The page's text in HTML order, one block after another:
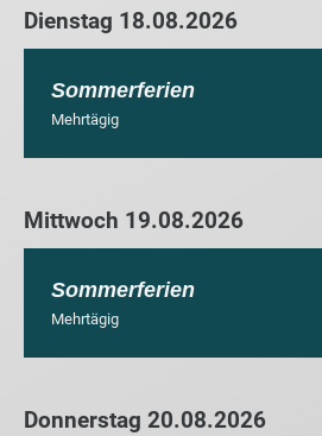
Dienstag 18.08.2026
Sommerferien
Mehrtägig
Mittwoch 19.08.2026
Sommerferien
Mehrtägig
Donnerstag 20.08.2026